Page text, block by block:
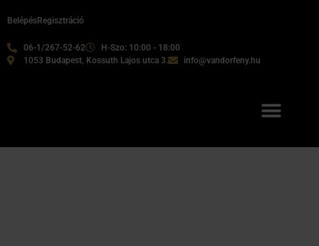
06-1/267-52-62
H-Szo: 10:00 - 18:00
1053 Budapest, Kossuth Lajos utca 3.
info@vandorfeny.hu
BelépésRegisztráció